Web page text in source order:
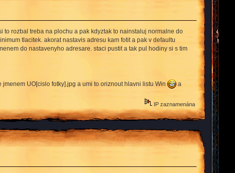
to rozbal treba na plochu a pak kdyztak to nainstaluj normalne do
tlacitek. akorat nastavis adresu kam fotit a pak v defaultu
do nastavenyho adresare. staci pustit a tak pul hodiny si s tim
UO[cislo fotky].jpg a umi to oriznout hlavni listu Win
a
IP zaznamenána